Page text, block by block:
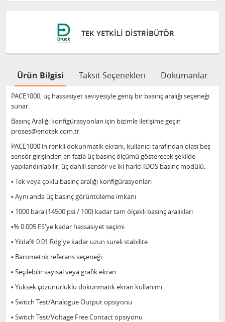
TEK YETKILI DISTRIBÜTÖR
Ürün Bilgisi Taksit Seçenekleri Dökümanlar
PACE1000, üç hassasiyet seviyesiyle geniş bir basınç aralığı seçeneği
sunar.
Basınç Aralığı konfigürasyonları için bizimle iletişime geçin
proses@enotek.com.tr
PACE1000'in renkli dokunmatik ekranı, kullanıcı tarafından olası beş
sensör girişinden en fazla üç basınç ölçümü gösterecek şekilde
yapılandırılabilir; üç dahili sensör ve iki harici IDOS basınç modülü.
• Tek veya çoklu basınç aralığı konfigürasyonları
• Aynı anda üç basınç görüntüleme imkanı
• 1000 bara (14500 psi / 100) kadar tam ölçekli basınç aralıkları
•% 0.005 FS'ye kadar hassasiyet seçimi
• Yılda% 0.01 Rdg'ye kadar uzun süreli stabilite
• Barometrik referans seçeneği
• Seçilebilir sayısal veya grafik ekran
• Yüksek çözünürlüklü dokunmatik ekran kullanımı
• Switch Test/Analogue Output opsiyonu
• Switch Test/Voltage Free Contact opsiyonu